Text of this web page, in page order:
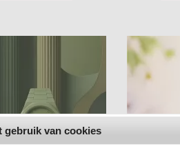
gebruik van cookies